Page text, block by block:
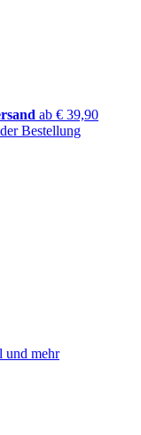
ab € 39,90
Bestellung
und mehr